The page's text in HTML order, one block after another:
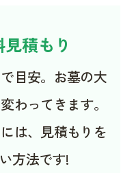
積もり
目安。お墓の大
わってきます。
は、見積もりを
方法です!